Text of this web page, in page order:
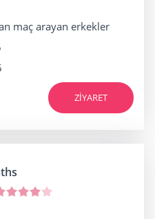
maç arayan erkekler
ZIYARET